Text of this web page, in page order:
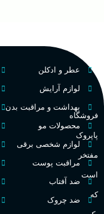
کشور مبدا برند
طبع تلخ
غلظت
اکسترکت دو پرفیوم
گروه بویایی میوه ای
فروشگاه
پاپروک
مفتخر
است
که
عطر و ادکلن
لوازم آرایش
بهداشت و مراقبت بدن
محصولات مو
لوازم شخصی برقی
مراقبت پوست
ضد آفتاب
ضد چروک